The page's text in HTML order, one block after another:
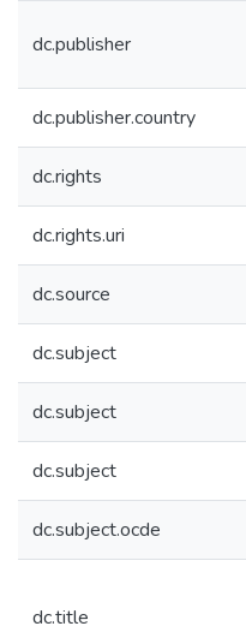
dc.publisher
dc.publisher.country
dc.rights
dc.rights.uri
dc.source
dc.subject
dc.subject
dc.subject
dc.subject.ocde
dc.title